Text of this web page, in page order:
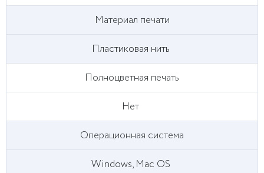
Материал печати
Пластиковая нить
Полноцветная печать
Нет
Операционная система
Windows, Mac OS